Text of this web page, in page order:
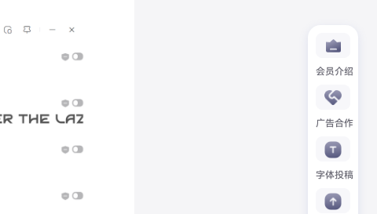
会员介绍
广告合作
字体投稿